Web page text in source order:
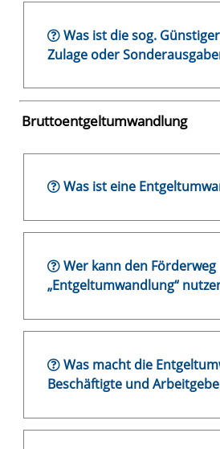
Was ist die sog.
Zulage oder
Bruttoentgeltumwandlung
Was ist eine
Wer kann den Förderweg
„Entgeltumwandlung“
Was macht die
Beschäftigte und